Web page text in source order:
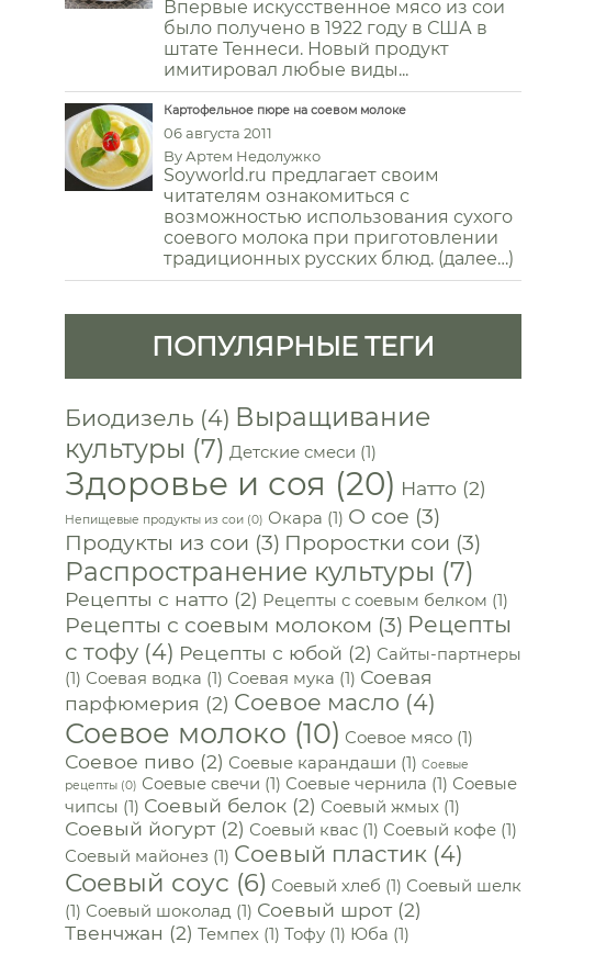
“Твенчжан
Впервые искусственное мясо из сои
было получено в 1922 году в США в
штате Теннеси. Новый продукт
имитировал любые виды...
Картофельное пюре на соевом молоке
06 августа 2011
By Артем Недолужко
Soyworld.ru предлагает своим
читателям ознакомиться с
возможностью использования сухого
соевого молока при приготовлении
традиционных русских блюд. (далее…)
ПОПУЛЯРНЫЕ ТЕГИ
Биодизель (4) Выращивание
культуры (7) Детские смеси (1)
Здоровье и соя (20) Натто(2)
Непищевые продукты из сои(0) Окара (1) О сое (3)
Продукты из сои (3) Проростки сои (3)
Распространение культуры (7)
Рецепты с натто(2) Рецепты с соевым белком (1)
Рецепты с соевым молоком (3) Рецепты
с тофу(4) Рецепты с юбой (2) Сайты-партнеры
(1) Соевая водка (1) Соевая мука (1) Соевая
парфюмерия (2) Соевое масло (4)
Соевое молоко (10) Соевое мясо(1)
Соевое пиво(2) Соевые карандаши (1) Соевые
рецепты(0) Соевые свечи (1) Соевые чернила (1) Соевые
чипсы (1) Соевый белок(2) Соевый жмых(1)
Соевый йогурт(2) Соевый квас(1) Соевый кофе(1)
Соевый майонез (1) Соевый пластик (4)
Соевый соус (6) Соевый хлеб (1) Соевый шелк
(1) Соевый шоколад (1) Соевый шрот(2)
Твенчжан (2) Темпех(1) Тофу(1) Юба (1)